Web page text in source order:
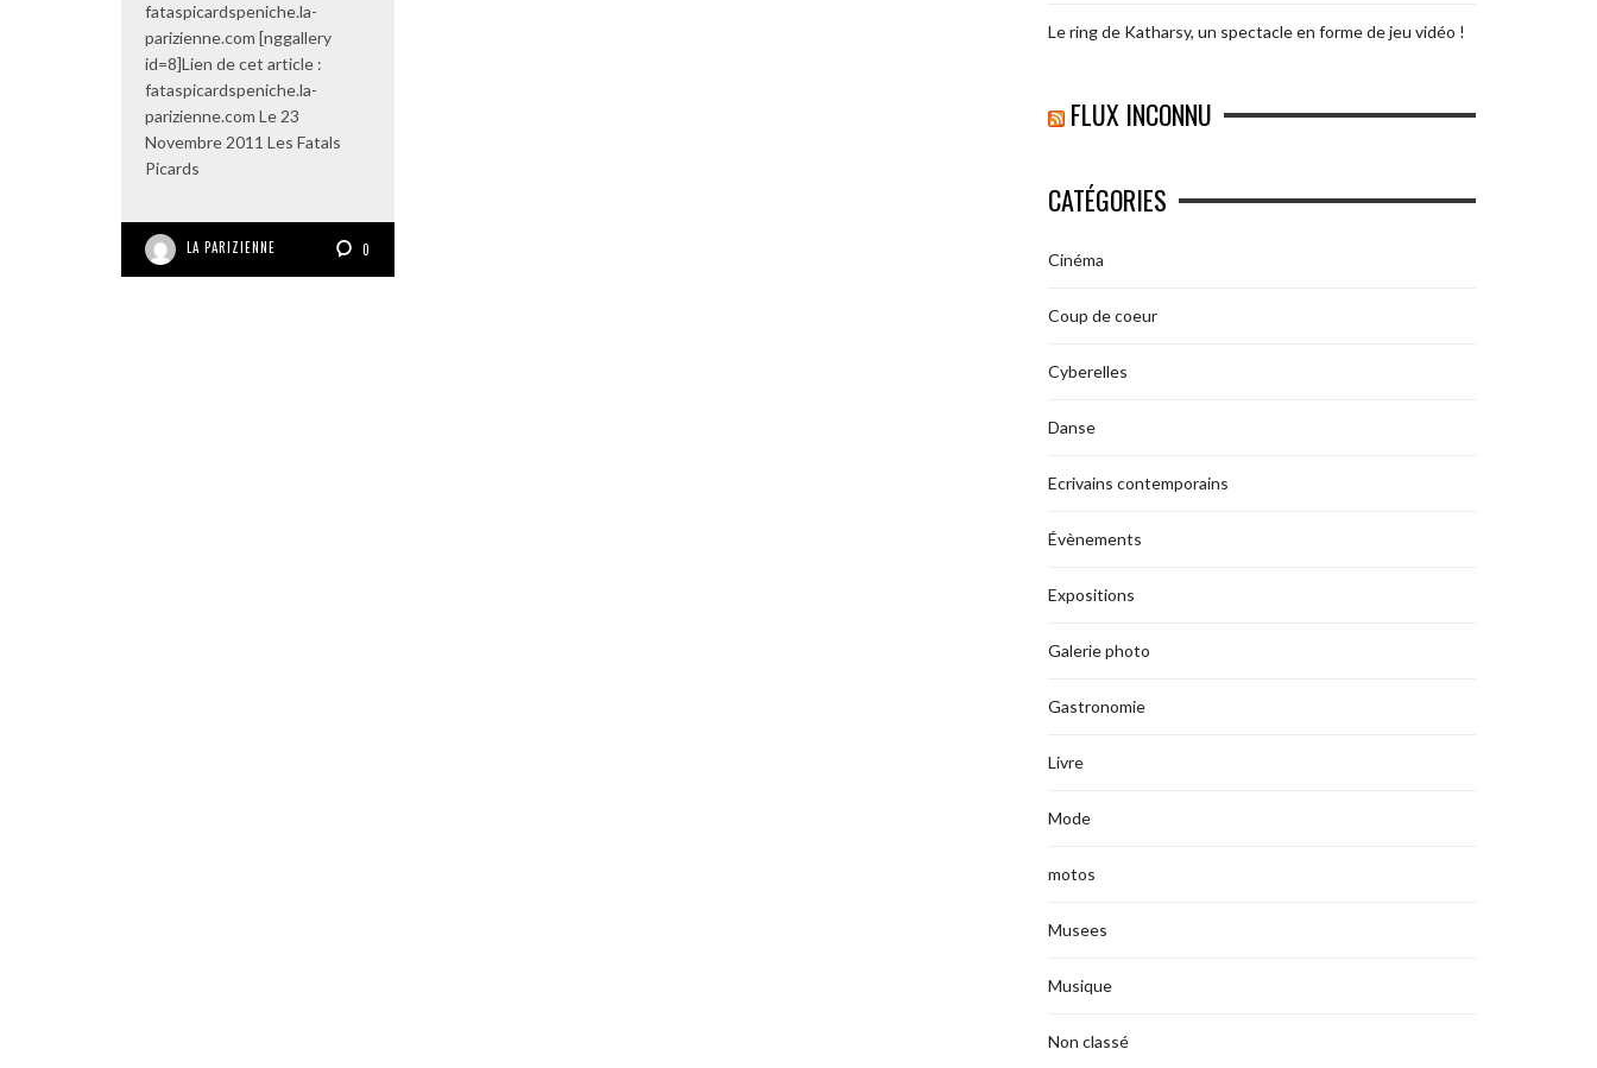
fataspicardspeniche.la-
parizienne.com [nggallery
id=8]Lien de cet article :
fataspicardspeniche.la-
parizienne.com Le 23
Novembre 2011 Les Fatals
Picards
LA PARIZIENNE 0
Le ring de Katharsy, un spectacle en forme de jeu vidéo !
FLUX INCONNU
CATÉGORIES
Cinéma
Coup de coeur
Cyberelles
Danse
Ecrivains contemporains
Évènements
Expositions
Galerie photo
Gastronomie
Livre
Mode
motos
Musees
Musique
Non classé